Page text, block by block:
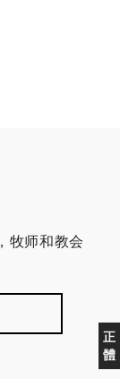
正
體
牧师和教会